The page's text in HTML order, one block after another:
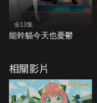
全13集
能幹貓今天也憂鬱
相關影片